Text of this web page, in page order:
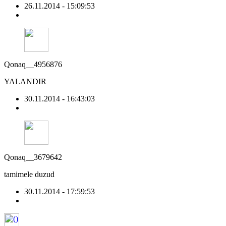
26.11.2014 - 15:09:53
Qonaq__4956876
YALANDIR
30.11.2014 - 16:43:03
Qonaq__3679642
tamimele duzud
30.11.2014 - 17:59:53